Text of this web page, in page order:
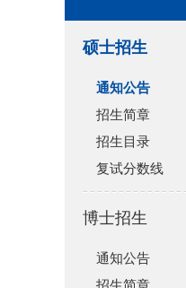
硕士招生
通知公告
招生简章
招生目录
复试分数线
博士招生
通知公告